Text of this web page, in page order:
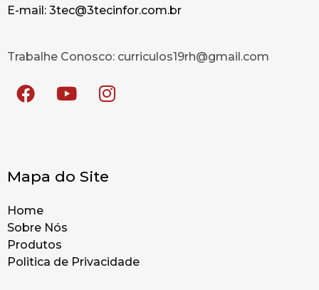
E-mail: 3tec@3tecinfor.com.br
Trabalhe Conosco: curriculos19rh@gmail.com
Mapa do Site
Home
Sobre Nós
Produtos
Politica de Privacidade